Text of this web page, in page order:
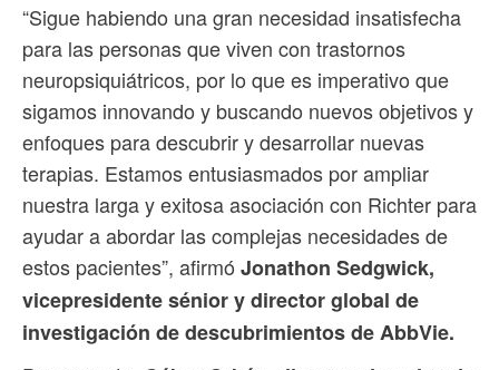
“Sigue habiendo una gran necesidad insatisfecha
para las personas que viven con trastornos
neuropsiquiátricos, por lo que es imperativo que
sigamos innovando y buscando nuevos objetivos y
enfoques para descubrir y desarrollar nuevas
terapias. Estamos entusiasmados por ampliar
nuestra larga y exitosa asociación con Richter para
ayudar a abordar las complejas necesidades de
estos pacientes”, afirmó Jonathon Sedgwick,
vicepresidente sénior y director global de
investigación de descubrimientos de AbbVie.